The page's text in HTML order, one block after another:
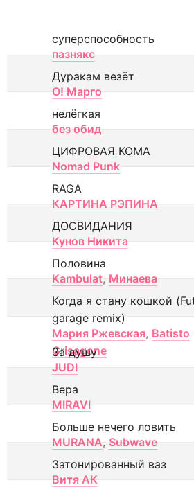
суперспособность
пазнякс
Дуракам везёт
О! Марго
нелёгкая
без обид
ЦИФРОВАЯ КОМА
Nomad Punk
RAGA
КАРТИНА РЭПИНА
ДОСВИДАНИЯ
Кунов Никита
Половина
Kambulat, Минаева
Когда я стану кошкой
garage remix)
Мария Ржевская, Batisto
Grisagone
За душу
JUDI
Вера
MIRAVI
Больше нечего ловить
MURANA, Subwave
Затонированный ваз
Витя АК